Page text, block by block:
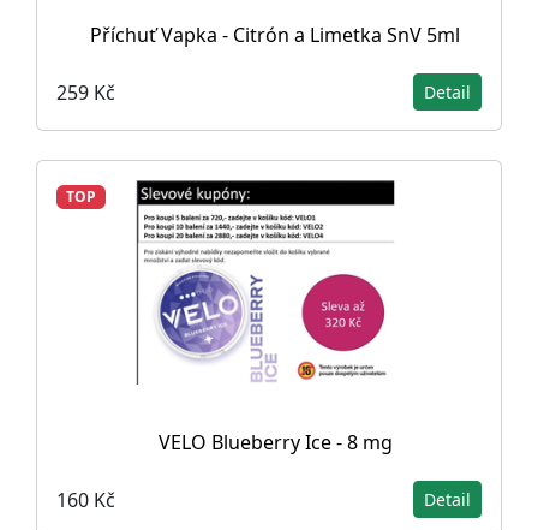
Příchuť Vapka - Citrón a Limetka SnV 5ml
259 Kč Detail
TOP
VELO Blueberry Ice - 8 mg
160 Kč Detail